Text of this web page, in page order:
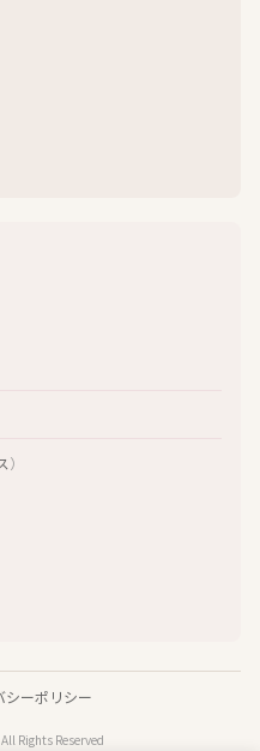
）
シーポリシー
All Rights Reserved